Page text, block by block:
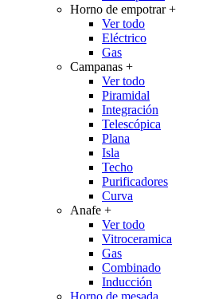
Horno de empotrar+
Ver todo
Eléctrico
Gas
Campanas +
Ver todo
Piramidal
Integración
Telescópica
Plana
Isla
Techo
Purificadores
Curva
Anafe +
Ver todo
Vitroceramica
Gas
Combinado
Inducción
Horno de mesada